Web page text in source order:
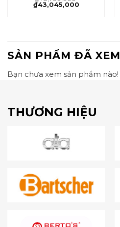
₫43,045,000
SẢN PHẨM ĐÃ XEM
Bạn chưa xem sản phẩm nào!
THƯƠNG HIỆU